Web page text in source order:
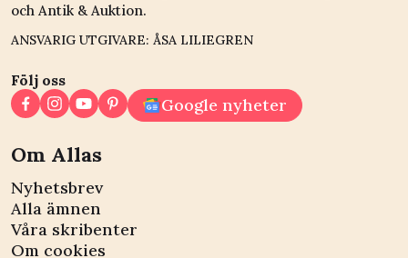
och Antik & Auktion.
ANSVARIG UTGIVARE: ÅSA LILIEGREN
Följ oss
Google nyheter
Om Allas
Nyhetsbrev
Alla ämnen
Våra skribenter
Om cookies